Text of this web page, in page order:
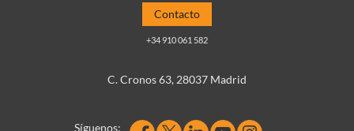
Contacto
+34 910 061 582
C. Cronos 63, 28037 Madrid
Síguenos: